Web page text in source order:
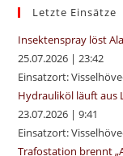
Letzte Einsätze
Insektenspray löst
25.07.2026 |23:42
Einsatzort:
Hydrauliköl läuft aus
23.07.2026 |9:41
Einsatzort:
Trafostation brennt